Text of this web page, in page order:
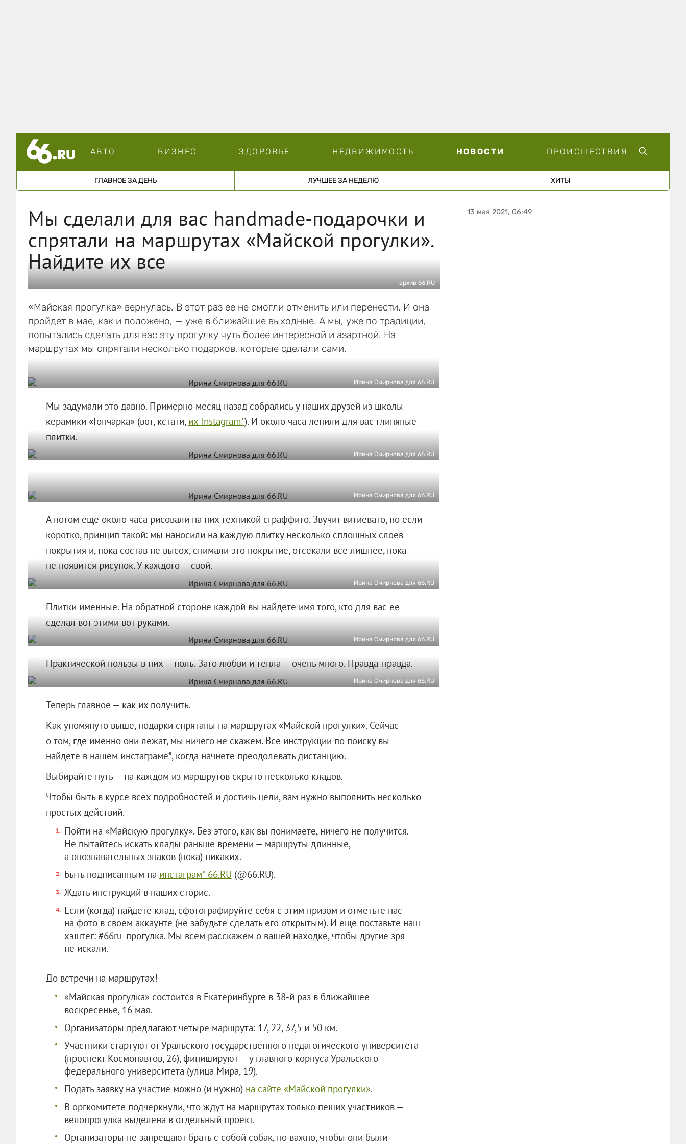
АВТО БИЗНЕС ЗДОРОВЬЕ НЕДВИЖИМОСТЬ НОВОСТИ ПРОИСШЕСТВИЯ
ГЛАВНОЕ ЗА ДЕНЬ ЛУЧШЕЕ ЗА НЕДЕЛЮ ХИТЫ
Мы сделали для вас handmade-подарочки и
спрятали на маршрутах «Майской прогулки».
Найдите их все
архив 66.RU
«Майская прогулка» вернулась. В этот раз ее не смогли отменить или перенести. И она
пройдет в мае, как и положено, — уже в ближайшие выходные. А мы, уже по традиции,
попытались сделать для вас эту прогулку чуть более интересной и азартной. На
маршрутах мы спрятали несколько подарков, которые сделали сами.
Ирина Смирнова для 66.RU
Мы задумали это давно. Примерно месяц назад собрались у наших друзей из школы
керамики «Гончарка» (вот, кстати, их Instagram*). И около часа лепили для вас глиняные
плитки.
Ирина Смирнова для 66.RU
Ирина Смирнова для 66.RU
А потом еще около часа рисовали на них техникой сграффито. Звучит витиевато, но если
коротко, принцип такой: мы наносили на каждую плитку несколько сплошных слоев
покрытия и, пока состав не высох, снимали это покрытие, отсекали все лишнее, пока
не появится рисунок. У каждого — свой.
Ирина Смирнова для 66.RU
Плитки именные. На обратной стороне каждой вы найдете имя того, кто для вас ее
сделал вот этими вот руками.
Ирина Смирнова для 66.RU
Практической пользы в них — ноль. Зато любви и тепла — очень много. Правда-правда.
Ирина Смирнова для 66.RU
Теперь главное — как их получить.
Как упомянуто выше, подарки спрятаны на маршрутах «Майской прогулки». Сейчас
о том, где именно они лежат, мы ничего не скажем. Все инструкции по поиску вы
найдете в нашем инстаграме*, когда начнете преодолевать дистанцию.
Выбирайте путь — на каждом из маршрутов скрыто несколько кладов.
Чтобы быть в курсе всех подробностей и достичь цели, вам нужно выполнить несколько
простых действий.
Пойти на «Майскую прогулку». Без этого, как вы понимаете, ничего не получится.
Не пытайтесь искать клады раньше времени — маршруты длинные,
а опознавательных знаков (пока) никаких.
Быть подписанным на инстаграм* 66.RU (@66.RU).
Ждать инструкций в наших сторис.
Если (когда) найдете клад, сфотографируйте себя с этим призом и отметьте нас
на фото в своем аккаунте (не забудьте сделать его открытым). И еще поставьте наш
хэштег: #66ru_прогулка. Мы всем расскажем о вашей находке, чтобы другие зря
не искали.
До встречи на маршрутах!
«Майская прогулка» состоится в Екатеринбурге в 38-й раз в ближайшее
воскресенье, 16 мая.
Организаторы предлагают четыре маршрута: 17, 22, 37,5 и 50 км.
Участники стартуют от Уральского государственного педагогического университета
(проспект Космонавтов, 26), финишируют — у главного корпуса Уральского
федерального университета (улица Мира, 19).
Подать заявку на участие можно (и нужно) на сайте «Майской прогулки».
В оргкомитете подчеркнули, что ждут на маршрутах только пеших участников —
велопрогулка выделена в отдельный проект.
Организаторы не запрещают брать с собой собак, но важно, чтобы они были
13 мая 2021, 06:49